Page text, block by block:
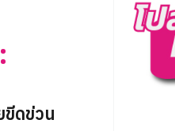
ขีดข่วน